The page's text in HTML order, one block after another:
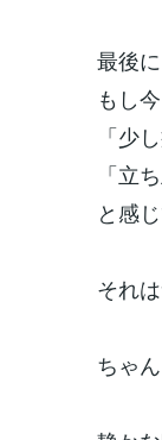
最後に
もし今
「少
「立
と感
それ
ちゃ